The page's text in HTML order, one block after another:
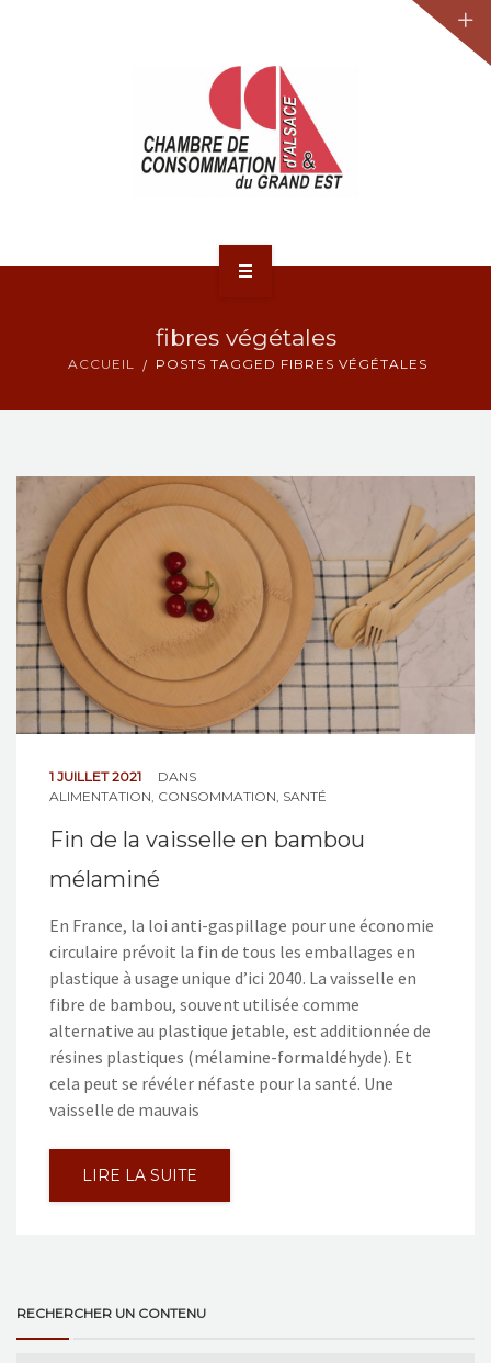
NOS ACTIONS
CONTACT
fibres végétales
ACCUEIL POSTS TAGGED FIBRES VÉGÉTALES
1 JUILLET 2021
DANS
ALIMENTATION CONSOMMATION SANTÉ
Fin de la vaisselle en bambou
mélaminé
En France, la loi anti-gaspillage pour une économie
circulaire prévoit la fin de tous les emballages en
plastique à usage unique d’ici 2040. La vaisselle en
fibre de bambou, souvent utilisée comme
alternative au plastique jetable, est additionnée de
résines plastiques (mélamine-formaldéhyde). Et
cela peut se révéler néfaste pour la santé. Une
vaisselle de mauvais
LIRE LA SUITE
RECHERCHER UN CONTENU